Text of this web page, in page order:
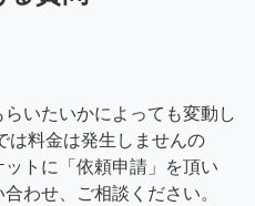
いたいかによっても変動し
は料金は発生しませんの
トに「依頼申請」を頂い
わせ、ご相談ください。